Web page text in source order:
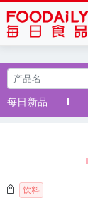
每日新品
饮料